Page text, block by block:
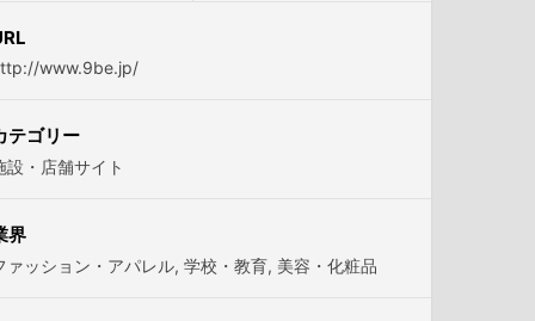
www.9be.jp/
テゴリー
設・店舗サイト
界
ァッション・アパレル, 学校・教育, 美容・化粧品